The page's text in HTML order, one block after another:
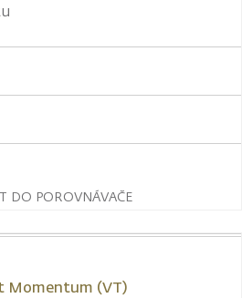
DO POROVNÁVAČE
Momentum (VT)